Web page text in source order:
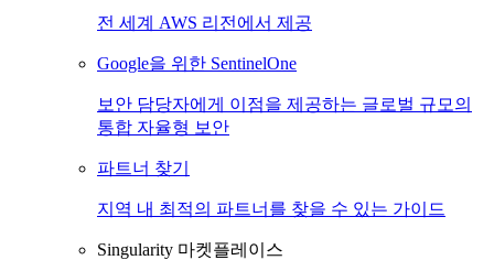
전 세계 AWS 리전에서 제공
Google을 위한 SentinelOne
보안 담당자에게 이점을 제공하는 글로벌 규모의
통합 자율형 보안
파트너 찾기
지역 내 최적의 파트너를 찾을 수 있는 가이드
Singularity 마켓플레이스